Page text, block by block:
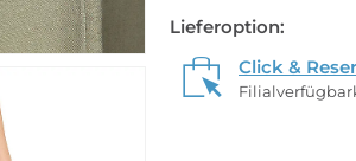
Lieferoption:
Click &